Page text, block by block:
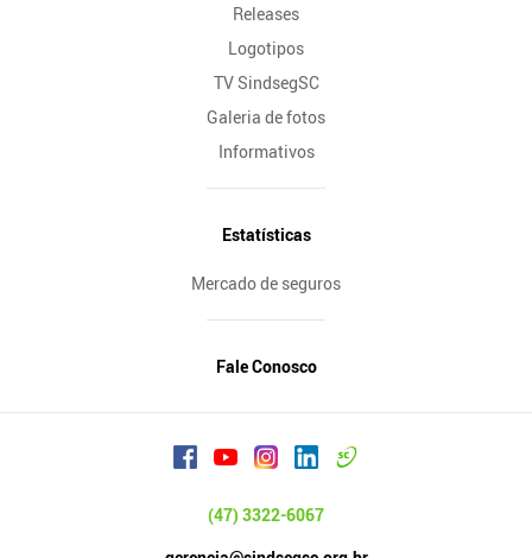
Releases
Logotipos
TV SindsegSC
Galeria de fotos
Informativos
Estatísticas
Mercado de seguros
Fale Conosco
(47) 3322-6067